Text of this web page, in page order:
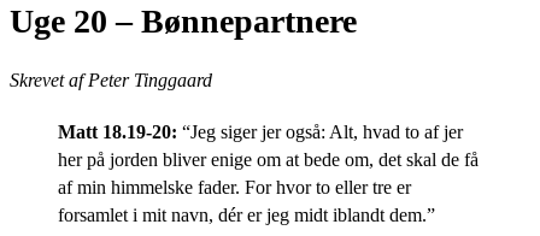
Uge 20 – Bønnepartnere
Skrevet af Peter Tinggaard
Matt 18.19-20: “Jeg siger jer også: Alt, hvad to af jer
her på jorden bliver enige om at bede om, det skal de få
af min himmelske fader. For hvor to eller tre er
forsamlet i mit navn, dér er jeg midt iblandt dem.”